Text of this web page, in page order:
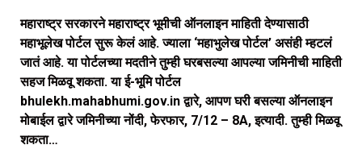
महाराष्ट्र सरकारने महाराष्ट्र भूमीची ऑनलाइन माहिती देण्यासाठी
महाभूलेख पोर्टल सुरू केलं आहे. ज्याला ‘महाभुलेख पोर्टल’ असंही म्हटलं
जातं आहे. या पोर्टलच्या मदतीने तुम्ही घरबसल्या आपल्या जमिनीची माहिती
सहज मिळवू शकता. या ई-भूमि पोर्टल
bhulekh.mahabhumi.gov.in द्वारे, आपण घरी बसल्या ऑनलाइन
मोबाईल द्वारे जमिनीच्या नोंदी, फेरफार, 7/12 – 8A, इत्यादी. तुम्ही मिळवू
शकता…